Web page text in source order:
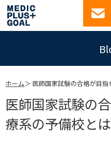
ホーム 医師国家試験の合格が目
医師国家試験の
療系の予備校と